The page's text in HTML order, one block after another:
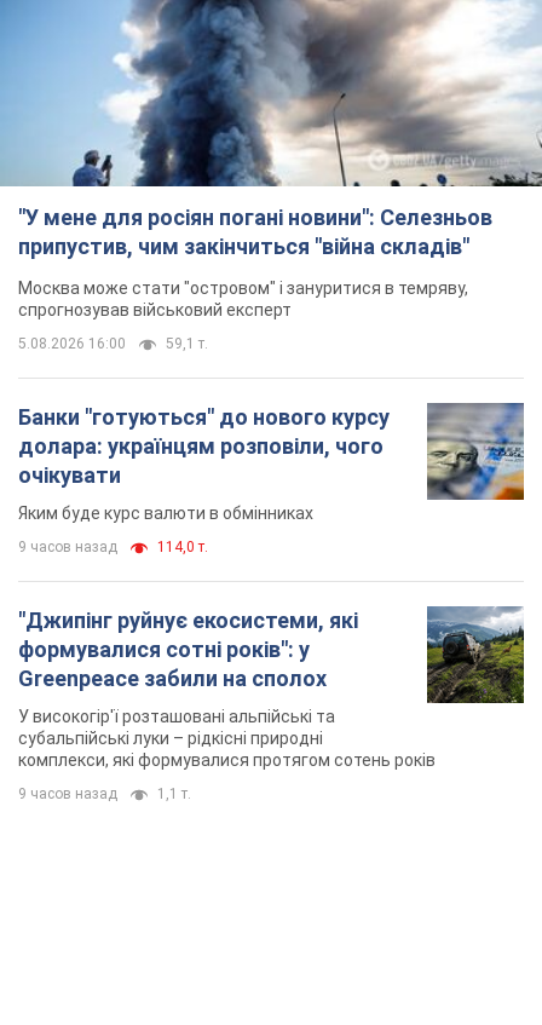
"У мене для росіян погані новини": Селезньов
припустив, чим закінчиться "війна складів"
Москва може стати "островом" і зануритися в темряву,
спрогнозував військовий експерт
5.08.2026 16:00 59,1 т.
Банки "готуються" до нового курсу
долара: українцям розповіли, чого
очікувати
Яким буде курс валюти в обмінниках
9 часов назад 114,0 т.
"Джипінг руйнує екосистеми, які
формувалися сотні років": у
Greenpeace забили на сполох
У високогір'ї розташовані альпійські та
субальпійські луки – рідкісні природні
комплекси, які формувалися протягом сотень років
9 часов назад 1,1 т.